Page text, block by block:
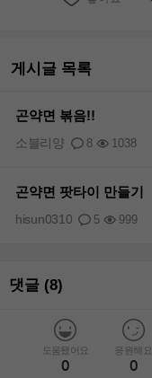
게시글 목록
곤약면 볶음!!
8 1038
소블리양
곤약면 팟타이 만들기
5 999
hisun0310
댓글 (8)
도움됐어요
0
응원해요
0